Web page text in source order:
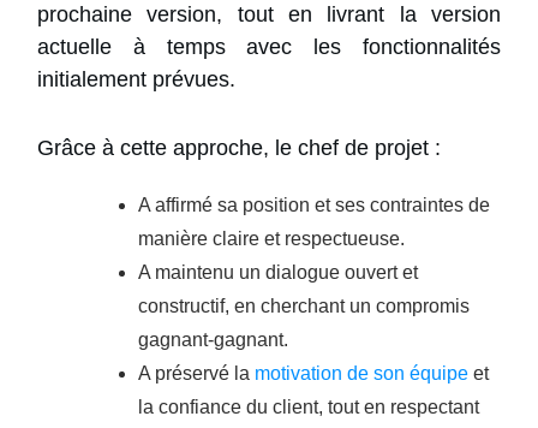
prochaine version, tout en livrant la version
actuelle à temps avec les fonctionnalités
initialement prévues.
Grâce à cette approche, le chef de projet :
A affirmé sa position et ses contraintes de
manière claire et respectueuse.
A maintenu un dialogue ouvert et
constructif, en cherchant un compromis
gagnant-gagnant.
A préservé la motivation de son équipe et
la confiance du client, tout en respectant